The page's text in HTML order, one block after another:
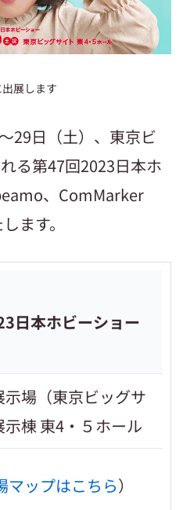
展します
29日（土）、東京ビ
る第47回2023日本ホ
、 ComMarker
ます。
日本ホビーショー
示場（東京ビッグサ
示棟 東4・５ホール
マップはこちら）